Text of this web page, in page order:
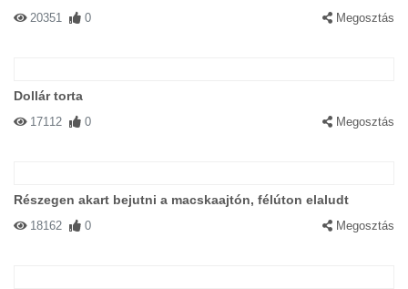
20351 0 Megosztás
Dollár torta
17112 0 Megosztás
Részegen akart bejutni a macskaajtón, félúton elaludt
18162 0 Megosztás